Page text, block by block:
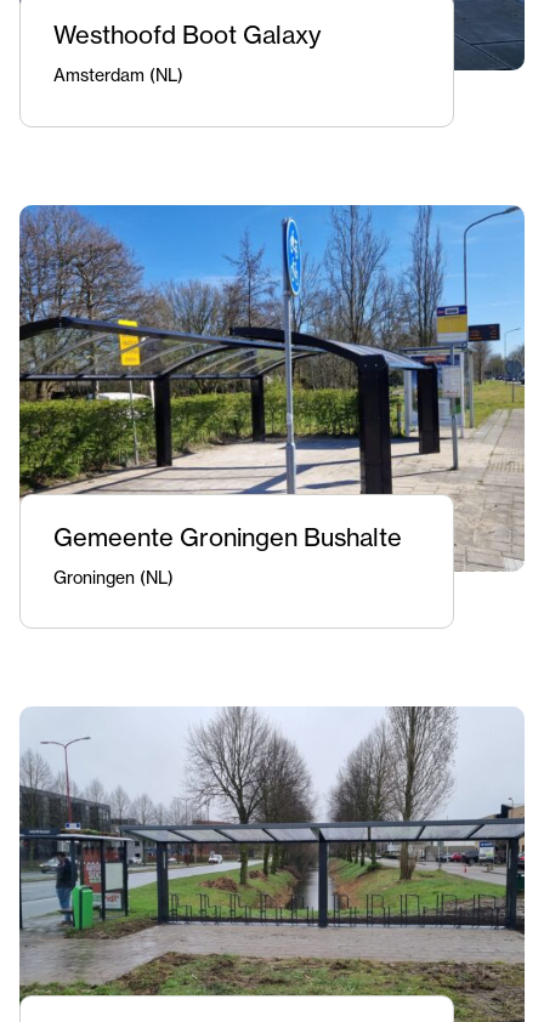
Westhoofd Boot Galaxy
Amsterdam (NL)
Gemeente Groningen Bushalte
Groningen (NL)